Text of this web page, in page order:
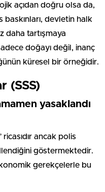
açıdan doğru olsa da,
devletin halk
daha tartışmaya
doğayı değil, inanç
küresel bir örneğidir.
(SSS)
yasaklandı
ricasıdır ancak polis
göstermektedir.
gerekçelerle bu